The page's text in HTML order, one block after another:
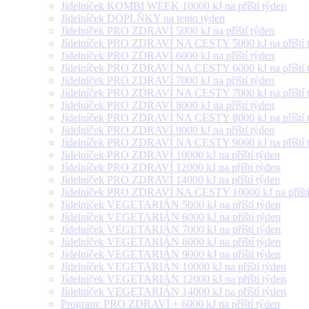
Jídelníček KOMBI WEEK 10000 kJ na příští týden
Jídelníček DOPLŇKY na tento týden
Jídelníček PRO ZDRAVÍ 5000 kJ na příští týden
Jídelníček PRO ZDRAVÍ NA CESTY 5000 kJ na příští
Jídelníček PRO ZDRAVÍ 6000 kJ na příští týden
Jídelníček PRO ZDRAVÍ NA CESTY 6000 kJ na příští
Jídelníček PRO ZDRAVÍ 7000 kJ na příští týden
Jídelníček PRO ZDRAVÍ NA CESTY 7000 kJ na příští
Jídelníček PRO ZDRAVÍ 8000 kJ na příští týden
Jídelníček PRO ZDRAVÍ NA CESTY 8000 kJ na příští
Jídelníček PRO ZDRAVÍ 9000 kJ na příští týden
Jídelníček PRO ZDRAVÍ NA CESTY 9000 kJ na příští
Jídelníček PRO ZDRAVÍ 10000 kJ na příští týden
Jídelníček PRO ZDRAVÍ 12000 kJ na příští týden
Jídelníček PRO ZDRAVÍ 14000 kJ na příští týden
Jídelníček PRO ZDRAVÍ NA CESTY 10000 kJ na
Jídelníček VEGETARIÁN 5000 kJ na příští týden
Jídelníček VEGETARIÁN 6000 kJ na příští týden
Jídelníček VEGETARIÁN 7000 kJ na příští týden
Jídelníček VEGETARIÁN 8000 kJ na příští týden
Jídelníček VEGETARIÁN 9000 kJ na příští týden
Jídelníček VEGETARIÁN 10000 kJ na příští týden
Jídelníček VEGETARIÁN 12000 kJ na příští týden
Jídelníček VEGETARIÁN 14000 kJ na příští týden
Program: PRO ZDRAVÍ + 6000 kJ na příští týden